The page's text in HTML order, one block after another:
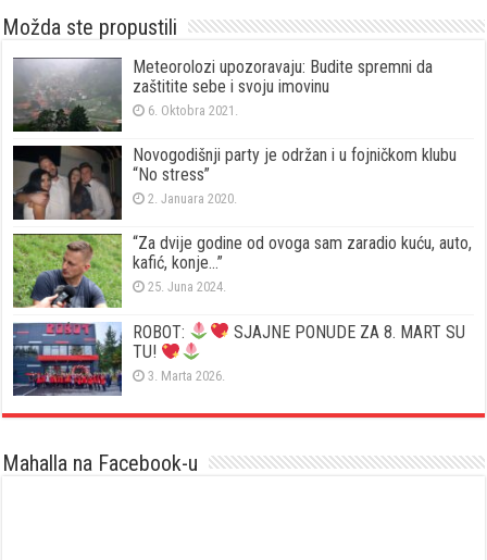
Možda ste propustili
Meteorolozi upozoravaju: Budite spremni da
zaštitite sebe i svoju imovinu
6. Oktobra 2021.
Novogodišnji party je održan i u fojničkom klubu
“No stress”
2. Januara 2020.
“Za dvije godine od ovoga sam zaradio kuću, auto,
kafić, konje…”
25. Juna 2024.
ROBOT:
SJAJNE PONUDE ZA 8. MART SU
TU!
3. Marta 2026.
Mahalla na Facebook-u